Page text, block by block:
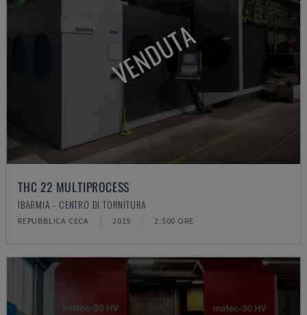
VENDUTA
THC 22 MULTIPROCESS
IBARMIA - CENTRO DI TORNITURA
REPUBBLICA CECA 2015 2.500 ORE